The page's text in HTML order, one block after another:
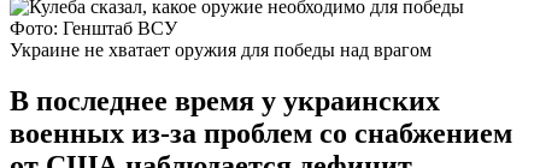
Фото: Генштаб ВСУ
Украине не хватает оружия для победы над врагом
В последнее время у украинских
военных из-за проблем со снабжением